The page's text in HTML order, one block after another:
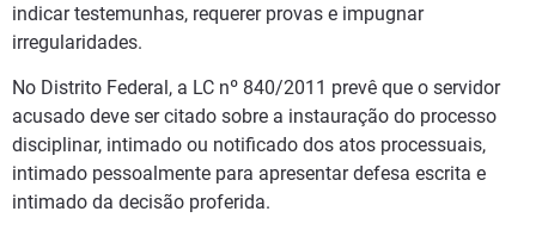
indicar testemunhas, requerer provas e impugnar
irregularidades.
No Distrito Federal, a LC nº 840/2011 prevê que o servidor
acusado deve ser citado sobre a instauração do processo
disciplinar, intimado ou notificado dos atos processuais,
intimado pessoalmente para apresentar defesa escrita e
intimado da decisão proferida.